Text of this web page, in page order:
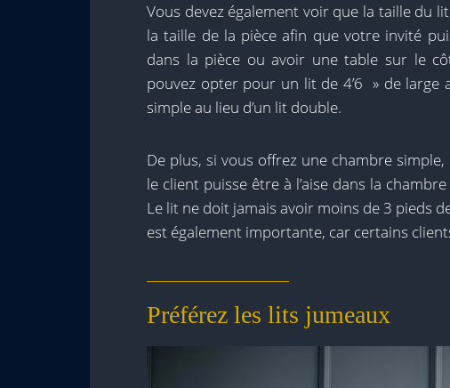
Vous devez également voir que la taille du
la taille de la pièce afin que votre invité
dans la pièce ou avoir une table sur le
pouvez opter pour un lit de 4’6 » de large
simple au lieu d’un lit double.
De plus, si vous offrez une chambre
le client puisse être à l’aise dans la
Le lit ne doit jamais avoir moins de 3 pieds
est également importante, car certains
Préférez les lits jumeaux